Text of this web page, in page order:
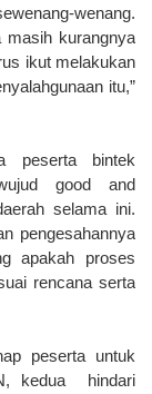
wenang.
masih kurangnya
ikut melakukan
itu,”
peserta bintek
good and
selama ini.
pengesahannya
apakah proses
rencana serta
peserta untuk
kedua hindari